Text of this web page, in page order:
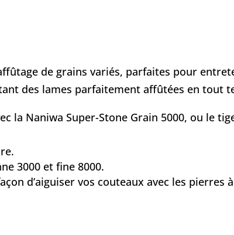
de grains variés, parfaites pour
des lames parfaitement affûtées en tout
la Naniwa Super-Stone Grain 5000, ou le
3000 et fine 8000.
d’aiguiser vos couteaux avec les pierres